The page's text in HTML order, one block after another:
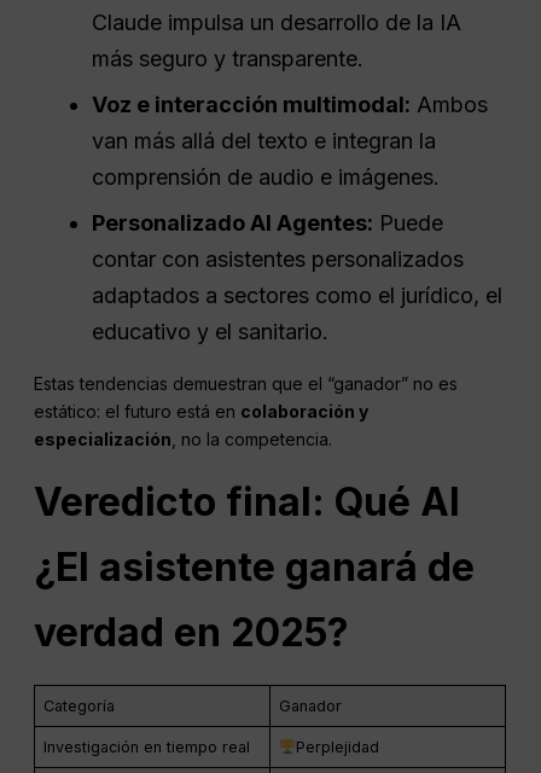
Claude impulsa un desarrollo de la IA
más seguro y transparente.
Voz e interacción multimodal: Ambos
van más allá del texto e integran la
comprensión de audio e imágenes.
Personalizado AI Agentes: Puede
contar con asistentes personalizados
adaptados a sectores como el jurídico, el
educativo y el sanitario.
Estas tendencias demuestran que el “ganador” no es
estático: el futuro está en colaboración y
especialización , no la competencia.
Veredicto final: Qué AI
¿El asistente ganará de
verdad en 2025?
Categoría Ganador
Investigación en tiempo real Perplejidad